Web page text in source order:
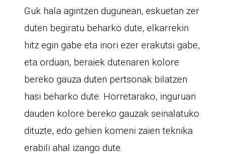
Guk hala agintzen dugunean, eskuetan zer
duten begiratu beharko dute, elkarrekin
hitz egin gabe eta inori ezer erakutsi gabe,
eta orduan, beraiek dutenaren kolore
bereko gauza duten pertsonak bilatzen
hasi beharko dute. Horretarako, inguruan
dauden kolore bereko gauzak seinalatuko
dituzte, edo gehien komeni zaien teknika
erabili ahal izango dute.